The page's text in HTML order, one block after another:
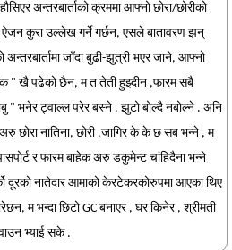
अन्तरबार्ताको क्रममा आफ्नो छोरा/छोरीको
कुरा उल्लेख गर्ने गर्छन, एसले बातावरण झन्
जाँदा बुढी-झुत्री भएर जाने, आफ्नो
" खै पढेको छैन, म त तेती हुझ्दीन ,फारम सबै
" भनेर ट्वाल्ल परेर बस्ने . झुटो बोल्दै नबोल्ने . अनि
छोरा नातिना, छोरी ,जागिर के के छ सब भन्ने , म
र फारम बाहेक अरु डकुमेन्ट चांहिदैना भन्ने
दूरको नातेदार आमाको केरटेकरकोरुपमा आएका थिए
म भन्दा छिटो GC बनाएर , घर किनेर , श्रीमती
भ्याई सके .